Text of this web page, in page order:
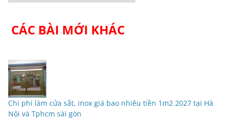
CÁC BÀI MỚI KHÁC
Chi phí làm cửa sắt, inox giá bao nhiêu tiền 1m2 2027 tại Hà
Nội và Tphcm sài gòn